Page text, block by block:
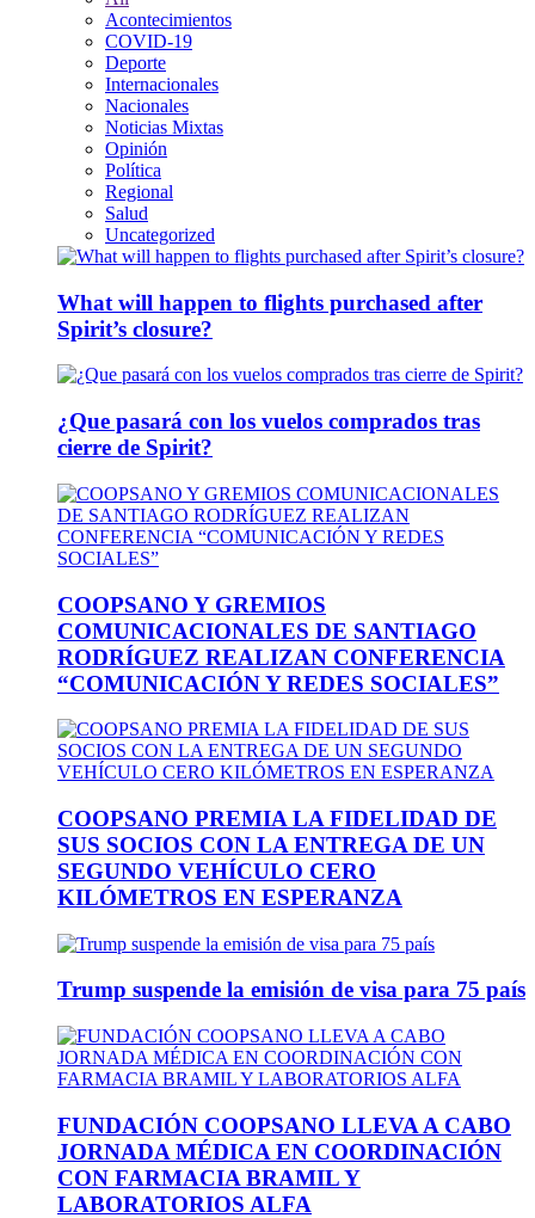
Acontecimientos
COVID-19
Deporte
Internacionales
Nacionales
Noticias Mixtas
Opinión
Política
Regional
Salud
Uncategorized
What will happen to flights purchased after
Spirit’s closure?
¿Que pasará con los vuelos comprados tras
cierre de Spirit?
COOPSANO Y GREMIOS
COMUNICACIONALES DE SANTIAGO
RODRÍGUEZ REALIZAN CONFERENCIA
“COMUNICACIÓN Y REDES SOCIALES”
COOPSANO PREMIA LA FIDELIDAD DE
SUS SOCIOS CON LA ENTREGA DE UN
SEGUNDO VEHÍCULO CERO
KILÓMETROS EN ESPERANZA
Trump suspende la emisión de visa para 75 país
FUNDACIÓN COOPSANO LLEVA A CABO
JORNADA MÉDICA EN COORDINACIÓN
CON FARMACIA BRAMIL Y
LABORATORIOS ALFA